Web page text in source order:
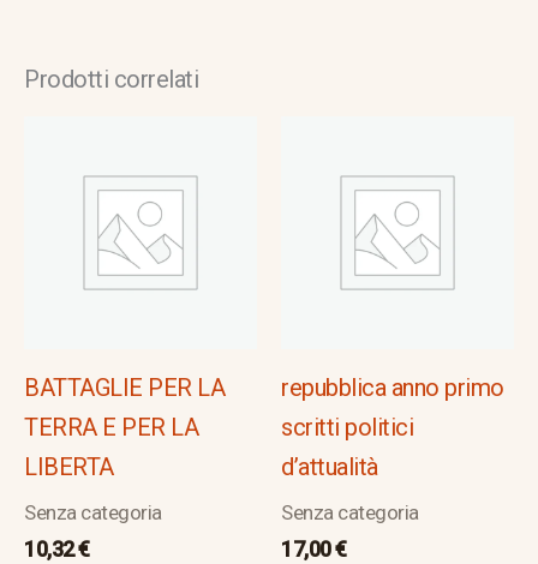
Prodotti correlati
BATTAGLIE PER LA
TERRA E PER LA
LIBERTA
Senza categoria
10,32€
repubblica anno primo
scritti politici
d’attualità
Senza categoria
17,00€